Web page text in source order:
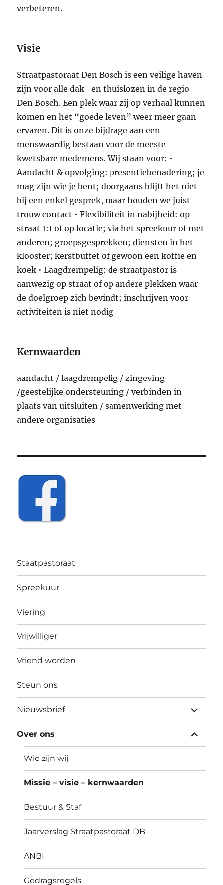
verbeteren.
Visie
Straatpastoraat Den Bosch is een veilige haven
zijn voor alle dak- en thuislozen in de regio
Den Bosch. Een plek waar zij op verhaal kunnen
komen en het “goede leven” weer meer gaan
ervaren. Dit is onze bijdrage aan een
menswaardig bestaan voor de meeste
kwetsbare medemens. Wij staan voor: •
Aandacht & opvolging: presentiebenadering; je
mag zijn wie je bent; doorgaans blijft het niet
bij een enkel gesprek, maar houden we juist
trouw contact • Flexibiliteit in nabijheid: op
straat 1:1 of op locatie; via het spreekuur of met
anderen; groepsgesprekken; diensten in het
klooster; kerstbuffet of gewoon een koffie en
koek • Laagdrempelig: de straatpastor is
aanwezig op straat of op andere plekken waar
de doelgroep zich bevindt; inschrijven voor
activiteiten is niet nodig
Kernwaarden
aandacht / laagdrempelig / zingeving
/geestelijke ondersteuning / verbinden in
plaats van uitsluiten / samenwerking met
andere organisaties
Staatpastoraat
Spreekuur
Viering
Vrijwilliger
Vriend worden
Steun ons
Nieuwsbrief
Over ons
Wie zijn wij
Missie – visie – kernwaarden
Bestuur & Staf
Jaarverslag Straatpastoraat DB
ANBI
Gedragsregels